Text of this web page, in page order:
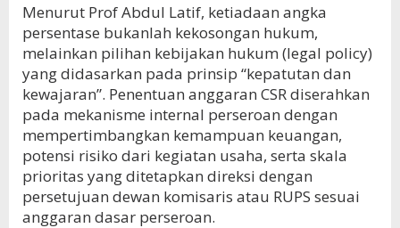
Menurut Prof Abdul Latif, ketiadaan angka
persentase bukanlah kekosongan hukum,
melainkan pilihan kebijakan hukum (legal policy)
yang didasarkan pada prinsip “kepatutan dan
kewajaran”. Penentuan anggaran CSR diserahkan
pada mekanisme internal perseroan dengan
mempertimbangkan kemampuan keuangan,
potensi risiko dari kegiatan usaha, serta skala
prioritas yang ditetapkan direksi dengan
persetujuan dewan komisaris atau RUPS sesuai
anggaran dasar perseroan.